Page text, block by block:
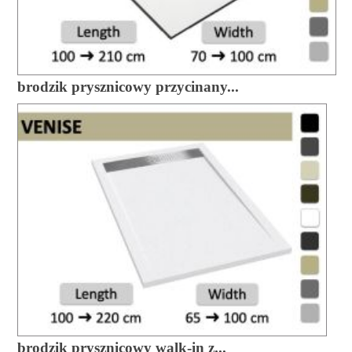
brodzik prysznicowy przycinany...
brodzik prysznicowy walk-in z...